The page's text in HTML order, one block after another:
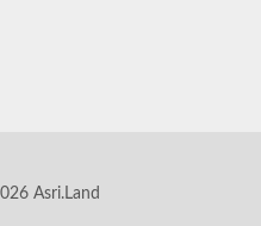
Asri.Land